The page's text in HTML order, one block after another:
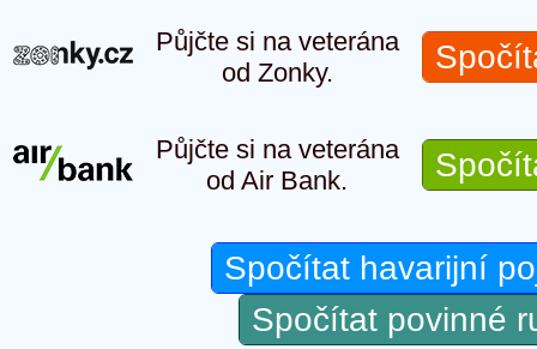
Půjčte si na veterána
od Zonky.
Půjčte si na veterána
od Air Bank.
Spočítat havarijní
Spočítat povinné